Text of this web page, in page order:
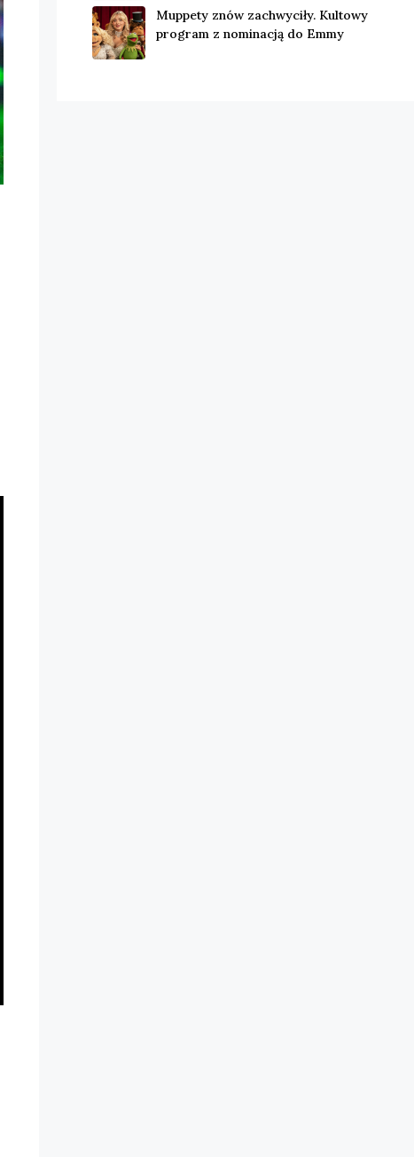
Muppety znów zachwyciły. Kultowy
program z nominacją do Emmy